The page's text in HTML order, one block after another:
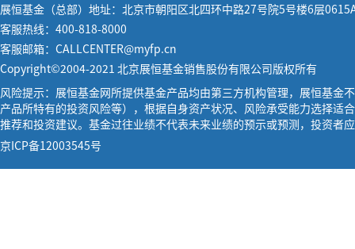
展恒基金（总部）地址：北京市朝阳区北四环中路27号院5号楼6层
客服热线：400-818-8000
客服邮箱：CALLCENTER@myfp.cn
Copyright©2004-2021 北京展恒基金销售股份有限公司版权所有
风险提示：展恒基金网所提供基金产品均由第三方机构管理，展恒基
产品所特有的投资风险等），根据自身资产状况、风险承受能力选择
推荐和投资建议。基金过往业绩不代表未来业绩的预示或预测，投资者
京ICP备12003545号